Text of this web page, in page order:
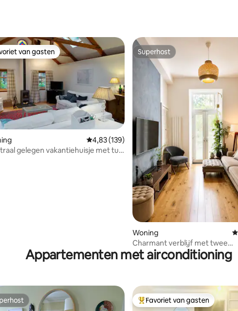
van 4,9 uit 5, 341 recensies
van gasten
van gasten
Gemiddelde beoordeling van 4,83 uit 5, 139
4,83 (139)
gelegen vakantiehuisje met tuin
Superhost
Superhost
Woning
Charmant verblijf met twee
slaapkamers in het centrum van
Edinburgh
Appartementen met airconditioning
Topfavoriet van gasten
Favoriet van gasten